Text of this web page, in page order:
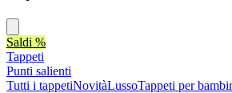
Saldi %
Tappeti
Punti salienti
Tutti i tappetiNovitàLussoTappeti per